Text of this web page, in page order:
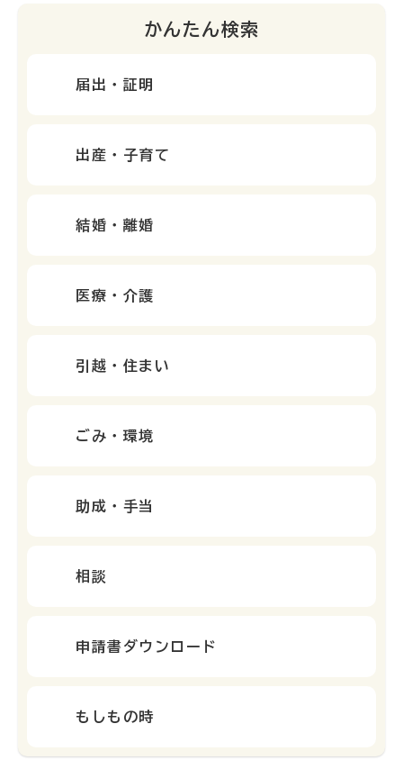
かんたん検索
届出・証明
出産・子育て
結婚・離婚
医療・介護
引越・住まい
ごみ・環境
助成・手当
相談
申請書ダウンロード
もしもの時